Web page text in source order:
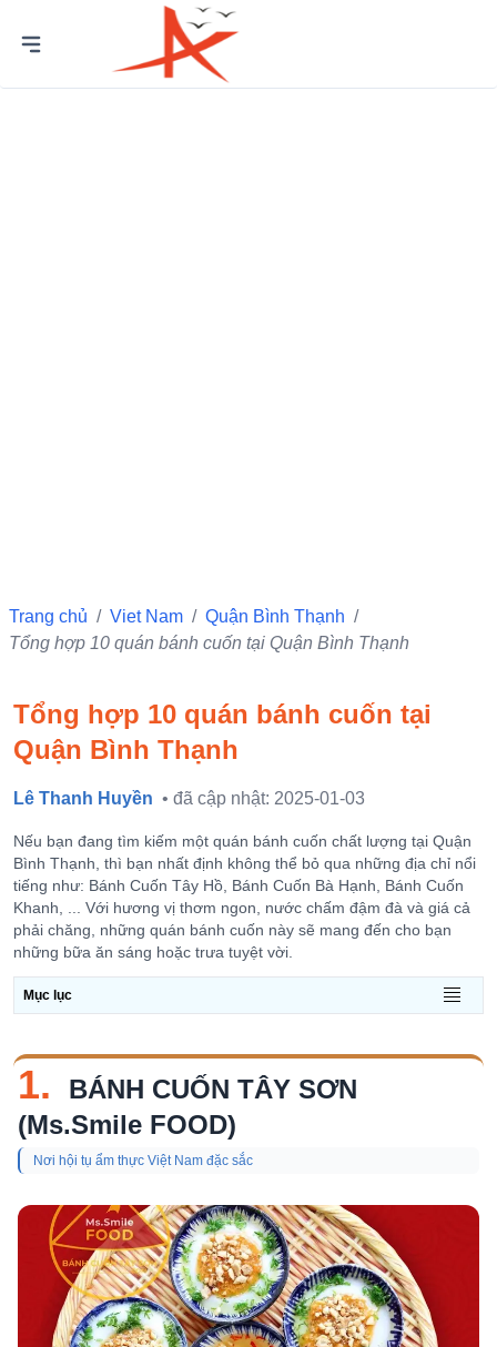
Trang chủ / Viet Nam / Quận Bình Thạnh /
Tổng hợp 10 quán bánh cuốn tại Quận Bình Thạnh
Tổng hợp 10 quán bánh cuốn tại
Quận Bình Thạnh
Lê Thanh Huyền • đã cập nhật: 2025-01-03
Nếu bạn đang tìm kiếm một quán bánh cuốn chất lượng tại Quận
Bình Thạnh, thì bạn nhất định không thể bỏ qua những địa chỉ nổi
tiếng như: Bánh Cuốn Tây Hồ, Bánh Cuốn Bà Hạnh, Bánh Cuốn
Khanh, ... Với hương vị thơm ngon, nước chấm đậm đà và giá cả
phải chăng, những quán bánh cuốn này sẽ mang đến cho bạn
những bữa ăn sáng hoặc trưa tuyệt vời.
Mục lục
1.
BÁNH CUỐN TÂY SƠN
(Ms.Smile FOOD)
Nơi hội tụ ẩm thực Việt Nam đặc sắc